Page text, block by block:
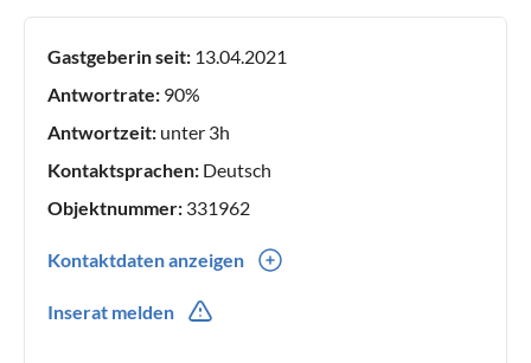
Gastgeberin seit: 13.04.2021
Antwortrate: 90%
Antwortzeit: unter 3h
Kontaktsprachen: Deutsch
Objektnummer: 331962
Kontaktdaten anzeigen
Inserat melden